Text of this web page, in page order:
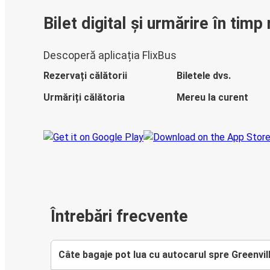
Bilet digital și urmărire în timp
Descoperă aplicația FlixBus
Rezervați călătorii
Biletele dvs.
Urmăriți călătoria
Mereu la curent
Întrebări frecvente
Câte bagaje pot lua cu autocarul spre